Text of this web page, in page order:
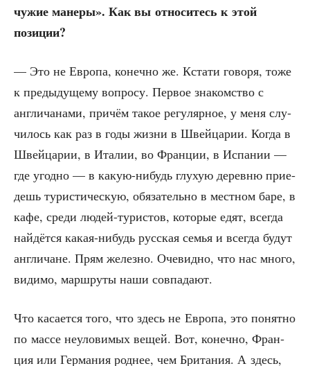
чужие мане­ры». Как вы отно­си­тесь к этой
позиции?
— Это не Евро­па, конеч­но же. Кста­ти гово­ря, тоже
к преды­ду­ще­му вопро­су. Пер­вое зна­ком­ство с
англи­ча­на­ми, при­чём такое регу­ляр­ное, у меня слу­
чи­лось как раз в годы жиз­ни в Швей­ца­рии. Когда в
Швей­ца­рии, в Ита­лии, во Фран­ции, в Испа­нии —
где угод­но — в какую-нибудь глухую дерев­ню при­е­
дешь тури­сти­че­скую, обя­за­тель­но в мест­ном баре, в
кафе, сре­ди людей-тури­стов, кото­рые едят, все­гда
най­дёт­ся какая-нибудь рус­ская семья и все­гда будут
англи­чане. Прям желез­но. Оче­вид­но, что нас мно­го,
види­мо, марш­ру­ты наши совпадают.
Что каса­ет­ся того, что здесь не Евро­па, это понят­но
по мас­се неуло­ви­мых вещей. Вот, конеч­но, Фран­
ция или Гер­ма­ния род­нее, чем Бри­та­ния. А здесь,